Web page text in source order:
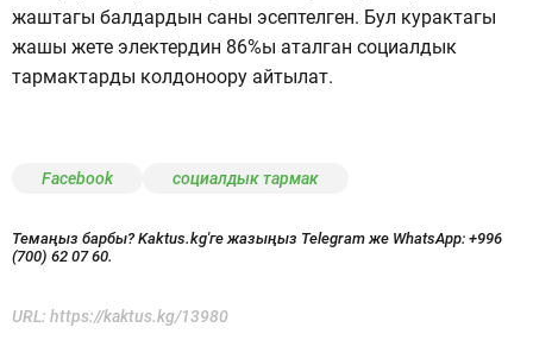
жаштагы балдардын саны эсептелген. Бул курактагы
жашы жете электердин 86%ы аталган социалдык
тармактарды колдоноору айтылат.
Facebook социалдык тармак
Темаңыз барбы? Kaktus.kg'ге жазыңыз Telegram же WhatsApp: +996
(700) 62 07 60.
URL: https://kaktus.kg/13980